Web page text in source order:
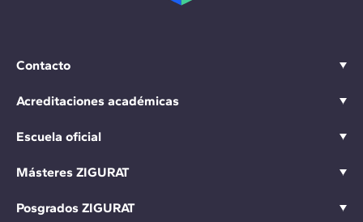
Contacto
Acreditaciones académicas
Escuela oficial
Másteres ZIGURAT
Posgrados ZIGURAT